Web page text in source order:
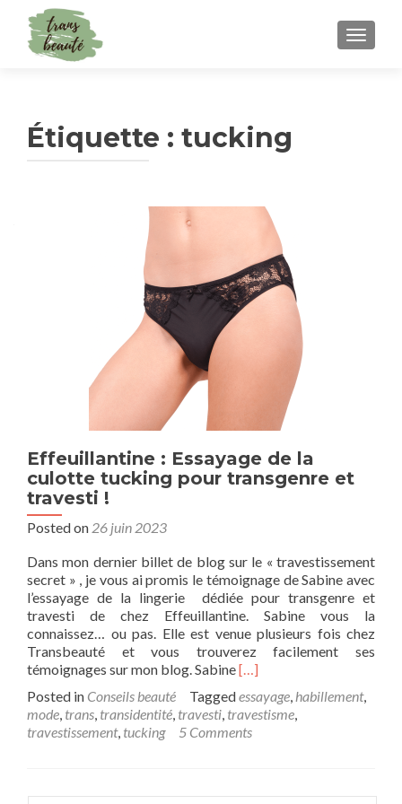
Étiquette : tucking
Effeuillantine : Essayage de la
culotte tucking pour transgenre et
travesti !
Posted on 26 juin 2023
Dans mon dernier billet de blog sur le « travestissement
secret » , je vous ai promis le témoignage de Sabine avec
l’essayage de la lingerie dédiée pour transgenre et
travesti de chez Effeuillantine. Sabine vous la
connaissez… ou pas. Elle est venue plusieurs fois chez
Transbeauté et vous trouverez facilement ses
témoignages sur mon blog. SabineRead
about
Effeuillantine
:
la
[…]
Posted in Conseils beauté Taggedessayage, habillement,
mode, trans, transidentité, travesti, travestisme,
travestissement, tucking 5 Comments